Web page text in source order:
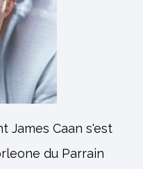
James Caan s'est
du Parrain